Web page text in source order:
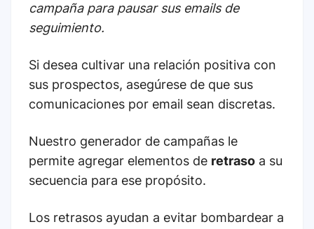
campaña para pausar sus emails de
seguimiento.
Si desea cultivar una relación positiva con
sus prospectos, asegúrese de que sus
comunicaciones por email sean discretas.
Nuestro generador de campañas le
permite agregar elementos de retraso a su
secuencia para ese propósito.
Los retrasos ayudan a evitar bombardear a